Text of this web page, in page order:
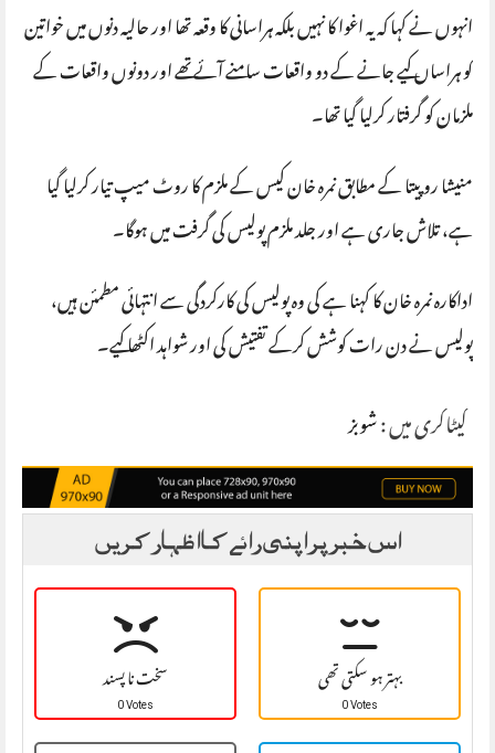
انہوں نے کہا کہ یہ اغوا کا نہیں بلکہ ہراسانی کا وقعہ تھا اور حالیہ دنوں میں خواتین
کو ہراساں کیے جانے کے دو واقعات سامنے آئے تھے اور دونوں واقعات کے
ملزمان کو گرفتار کرلیا گیا تھا۔
منیشا روپیتا کے مطابق نمرہ خان کیس کے ملزم کا روٹ میپ تیار کرلیا گیا
ہے، تلاش جاری ہے اور جلد ملزم پولیس کی گرفت میں ہوگا۔
اداکارہ نمرہ خان کا کہنا ہے کی وہ پولیس کی کارکردگی سے انتہائی مطمئن ہیں،
پولیس نے دن رات کوشش کرکے تفتیش کی اور شواہد اکٹھا کیے۔
کیٹاگری میں :شوبز
اس خبر پر اپنی رائے کا اظہار کریں
سخت نا پسند
0 Votes بہتر ہو سکتی تھی
0 Votes